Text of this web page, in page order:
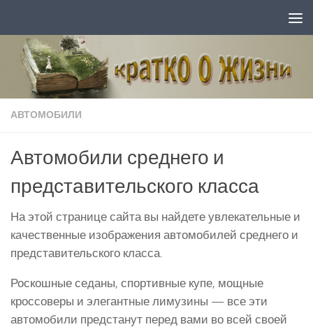
АВТОМОБИЛИ
Автомобили среднего и
представительского класса
На этой странице сайта вы найдете увлекательные и
качественные изображения автомобилей среднего и
представительского класса.
Роскошные седаны, спортивные купе, мощные
кроссоверы и элегантные лимузины — все эти
автомобили предстанут перед вами во всей своей